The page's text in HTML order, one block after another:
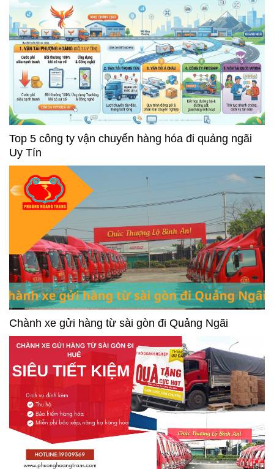
Top 5 công ty vận chuyển hàng hóa đi quảng ngãi
Uy Tín
Chành xe gửi hàng từ sài gòn đi Quảng Ngãi